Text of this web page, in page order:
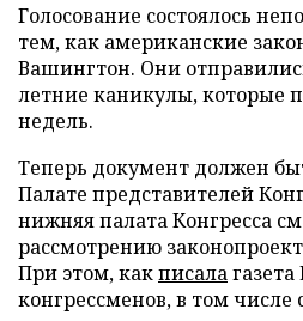
Голосование состоялось
тем, как американские
Вашингтон. Они
летние каникулы, которые
недель.
Теперь документ должен
Палате представителей
нижняя палата Конгресса
рассмотрению
При этом, какписала
конгрессменов, в том числе